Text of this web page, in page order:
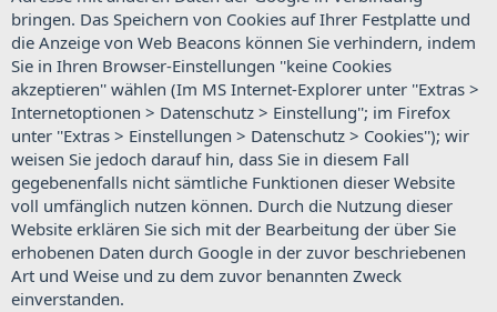
bringen. Das Speichern von Cookies auf Ihrer Festplatte und
die Anzeige von Web Beacons können Sie verhindern, indem
Sie in Ihren Browser-Einstellungen ''keine Cookies
akzeptieren'' wählen (Im MS Internet-Explorer unter ''Extras >
Internetoptionen > Datenschutz > Einstellung''; im Firefox
unter ''Extras > Einstellungen > Datenschutz > Cookies''); wir
weisen Sie jedoch darauf hin, dass Sie in diesem Fall
gegebenenfalls nicht sämtliche Funktionen dieser Website
voll umfänglich nutzen können. Durch die Nutzung dieser
Website erklären Sie sich mit der Bearbeitung der über Sie
erhobenen Daten durch Google in der zuvor beschriebenen
Art und Weise und zu dem zuvor benannten Zweck
einverstanden.